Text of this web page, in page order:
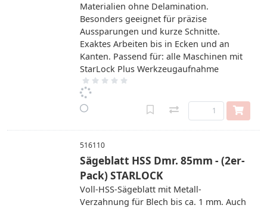
Materialien ohne Delamination.
Besonders geeignet für präzise
Aussparungen und kurze Schnitte.
Exaktes Arbeiten bis in Ecken und an
Kanten. Passend für: alle Maschinen mit
StarLock Plus Werkzeugaufnahme
516110
Sägeblatt HSS Dmr. 85mm - (2er-
Pack) STARLOCK
Voll-HSS-Sägeblatt mit Metall-
Verzahnung für Blech bis ca. 1 mm. Auch